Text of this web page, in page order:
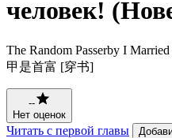
человек!
The Random Passerby I
甲是首富 [穿书]
--
Нет оценок
Читать с первой главы